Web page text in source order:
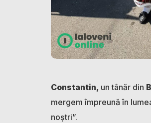
Constantin, un tânăr din
mergem împreună în
noștri”.